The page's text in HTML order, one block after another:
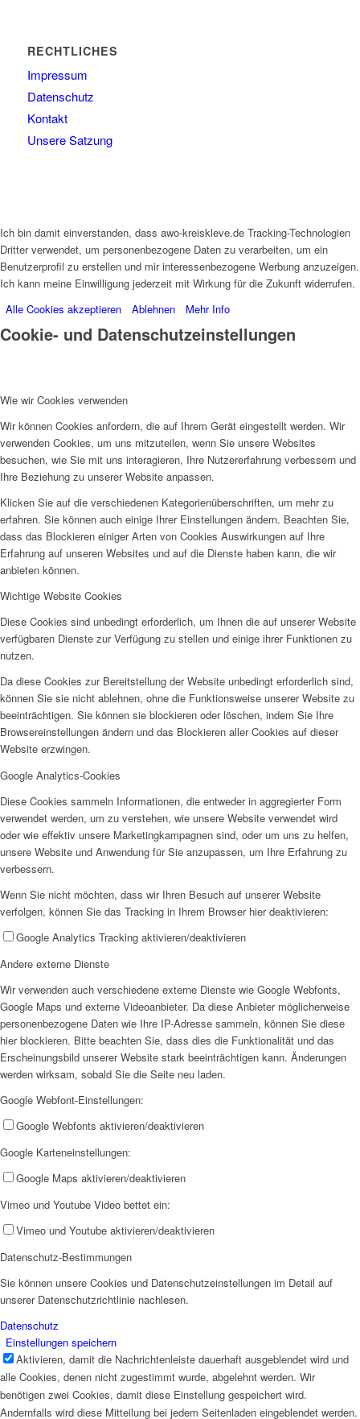
RECHTLICHES
Impressum
Datenschutz
Kontakt
Unsere Satzung
Ich bin damit einverstanden, dass awo-kreiskleve.de Tracking-Technologien
Dritter verwendet, um personenbezogene Daten zu verarbeiten, um ein
Benutzerprofil zu erstellen und mir interessenbezogene Werbung anzuzeigen.
Ich kann meine Einwilligung jederzeit mit Wirkung für die Zukunft widerrufen.
Alle Cookies akzeptieren
Ablehnen Mehr Info
Cookie- und Datenschutzeinstellungen
Wie wir Cookies verwenden
Wir können Cookies anfordern, die auf Ihrem Gerät eingestellt werden. Wir
verwenden Cookies, um uns mitzuteilen, wenn Sie unsere Websites
besuchen, wie Sie mit uns interagieren, Ihre Nutzererfahrung verbessern und
Ihre Beziehung zu unserer Website anpassen.
Klicken Sie auf die verschiedenen Kategorienüberschriften, um mehr zu
erfahren. Sie können auch einige Ihrer Einstellungen ändern. Beachten Sie,
dass das Blockieren einiger Arten von Cookies Auswirkungen auf Ihre
Erfahrung auf unseren Websites und auf die Dienste haben kann, die wir
anbieten können.
Wichtige Website Cookies
Diese Cookies sind unbedingt erforderlich, um Ihnen die auf unserer Website
verfügbaren Dienste zur Verfügung zu stellen und einige ihrer Funktionen zu
nutzen.
Da diese Cookies zur Bereitstellung der Website unbedingt erforderlich sind,
können Sie sie nicht ablehnen, ohne die Funktionsweise unserer Website zu
beeinträchtigen. Sie können sie blockieren oder löschen, indem Sie Ihre
Browsereinstellungen ändern und das Blockieren aller Cookies auf dieser
Website erzwingen.
Google Analytics-Cookies
Diese Cookies sammeln Informationen, die entweder in aggregierter Form
verwendet werden, um zu verstehen, wie unsere Website verwendet wird
oder wie effektiv unsere Marketingkampagnen sind, oder um uns zu helfen,
unsere Website und Anwendung für Sie anzupassen, um Ihre Erfahrung zu
verbessern.
Wenn Sie nicht möchten, dass wir Ihren Besuch auf unserer Website
verfolgen, können Sie das Tracking in Ihrem Browser hier deaktivieren:
Google Analytics Tracking aktivieren/deaktivieren
Andere externe Dienste
Wir verwenden auch verschiedene externe Dienste wie Google Webfonts,
Google Maps und externe Videoanbieter. Da diese Anbieter möglicherweise
personenbezogene Daten wie Ihre IP-Adresse sammeln, können Sie diese
hier blockieren. Bitte beachten Sie, dass dies die Funktionalität und das
Erscheinungsbild unserer Website stark beeinträchtigen kann. Änderungen
werden wirksam, sobald Sie die Seite neu laden.
Google Webfont-Einstellungen:
Google Webfonts aktivieren/deaktivieren
Google Karteneinstellungen:
Google Maps aktivieren/deaktivieren
Vimeo und Youtube Video bettet ein:
Vimeo und Youtube aktivieren/deaktivieren
Datenschutz-Bestimmungen
Sie können unsere Cookies und Datenschutzeinstellungen im Detail auf
unserer Datenschutzrichtlinie nachlesen.
Datenschutz
Einstellungen speichern
Aktivieren, damit die Nachrichtenleiste dauerhaft ausgeblendet wird und
alle Cookies, denen nicht zugestimmt wurde, abgelehnt werden. Wir
benötigen zwei Cookies, damit diese Einstellung gespeichert wird.
Andernfalls wird diese Mitteilung bei jedem Seitenladen eingeblendet werden.